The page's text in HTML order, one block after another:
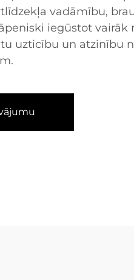
vadāmību,
iegūstot vairāk
uzticību un atzinību